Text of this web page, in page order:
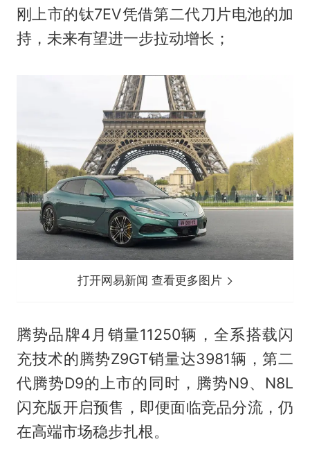
刚上市的钛7EV凭借第二代刀片电池的加
持，未来有望进一步拉动增长；
打开网易新闻 查看更多图片
腾势品牌4月销量11250辆，全系搭载闪
充技术的腾势Z9GT销量达3981辆，第二
代腾势D9的上市的同时，腾势N9、N8L
闪充版开启预售，即便面临竞品分流，仍
在高端市场稳步扎根。